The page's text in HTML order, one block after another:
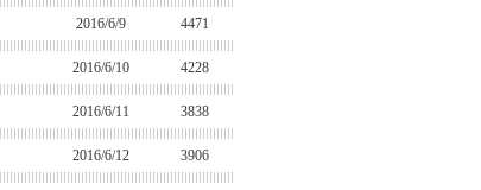
2016/6/9 4471
2016/6/10 4228
2016/6/11 3838
2016/6/12 3906